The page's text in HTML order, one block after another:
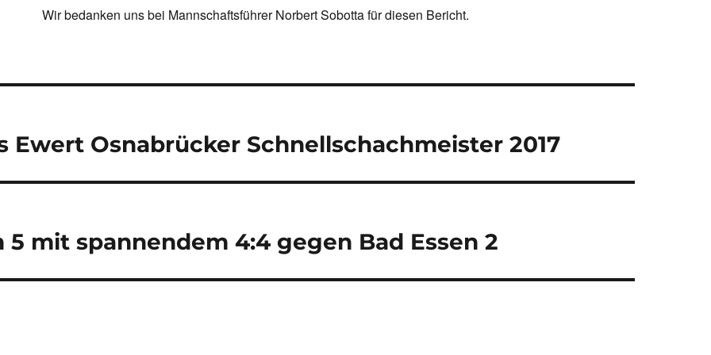
Wir bedanken uns bei Mannschaftsführer Norbert Sobotta für diesen Bericht.
Ewert Osnabrücker Schnellschachmeister 2017
5 mit spannendem 4:4 gegen Bad Essen 2